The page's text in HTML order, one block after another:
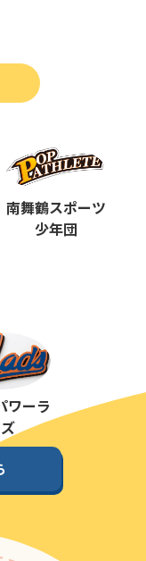
ら
南舞鶴スポーツ
少年団
ワーラ